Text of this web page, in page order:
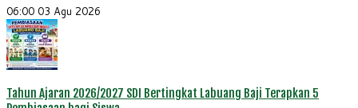
06:00 03 Agu 2026
Tahun Ajaran 2026/2027 SDI Bertingkat Labuang Baji Terapkan 5